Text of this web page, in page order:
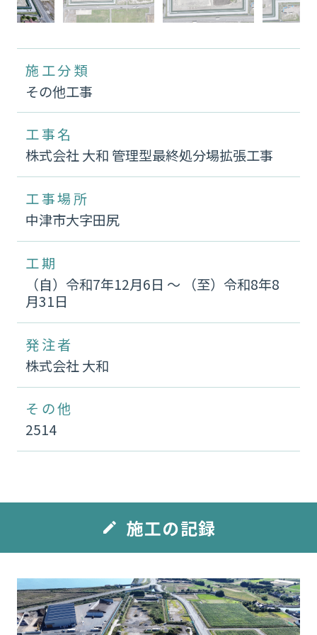
施工分類
その他工事
工事名
株式会社 大和 管理型最終処分場拡張工事
工事場所
中津市大字田尻
工期
（自）令和7年12月6日 〜 （至）令和8年8
月31日
発注者
株式会社 大和
その他
2514
edit 施工の記録